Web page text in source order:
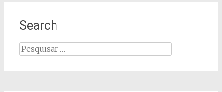
Search
Pesquisar
por: